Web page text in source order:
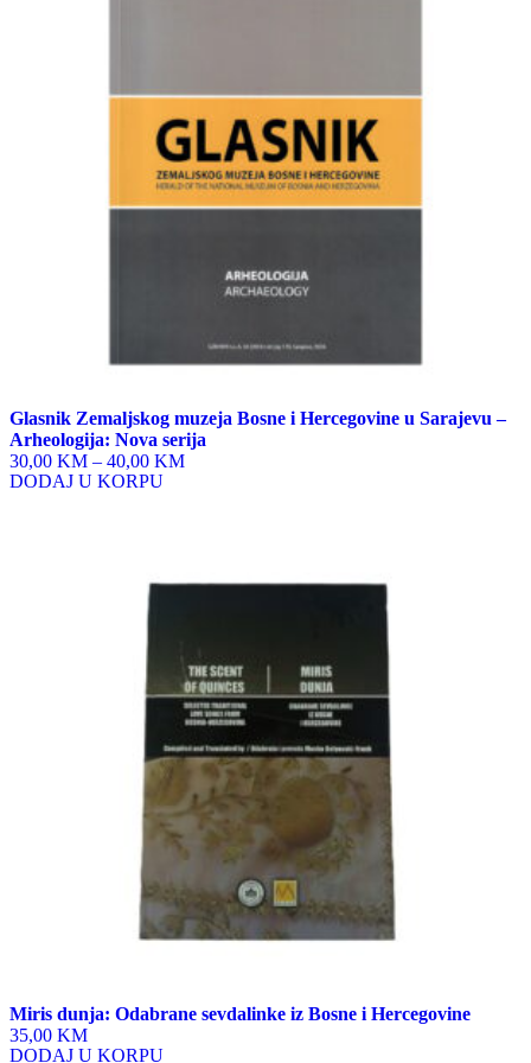
Glasnik Zemaljskog muzeja Bosne i Hercegovine u Sarajevu –
Arheologija: Nova serija
30,00 KM – 40,00 KM
DODAJ U KORPU
Miris dunja: Odabrane sevdalinke iz Bosne i Hercegovine
35,00 KM
DODAJ U KORPU